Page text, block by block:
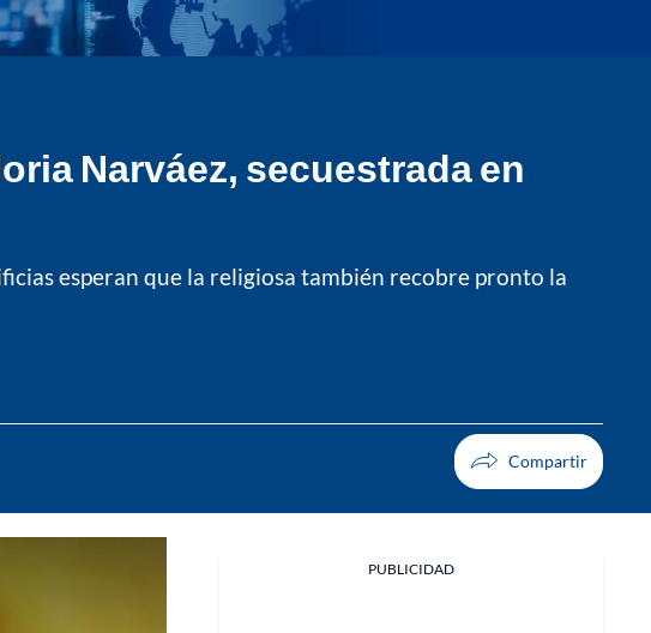
Narváez, secuestrada en
esperan que la religiosa también recobre pronto la
PUBLICIDAD